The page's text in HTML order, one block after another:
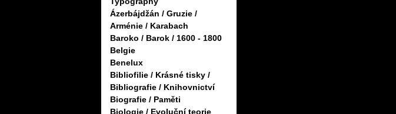
Ázerbájdžán / Gruzie /
Arménie / Karabach
Baroko / Barok / 1600 - 1800
Belgie
Benelux
Bibliofilie / Krásné tisky /
Bibliografie / Knihovnictví
Biografie / Paměti
Biologie / Evoluční teorie